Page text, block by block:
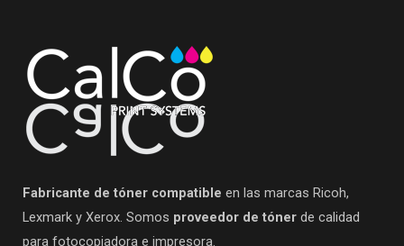
Fabricante de tóner compatible en las marcas Ricoh,
Lexmark y Xerox. Somos proveedor de tóner de calidad
para fotocopiadora e impresora.